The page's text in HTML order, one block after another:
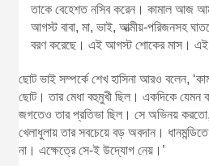
তাকে বেহেশত নসিব করেন। কামাল আজ
আগস্ট বাবা, মা, ভাই, আত্মীয়-পরিজনসহ
বরণ করেছে। এই আগস্ট শোকের মাস। এই
ছোট ভাই সম্পর্কে শেখ হাসিনা আরও বলেন,
ছোট। তার মেধা বহুমুখী ছিল। একদিকে যেমন
জগতেও তার প্রতিভা ছিল। সে অভিনয়
খেলাধুলায় তার সবচেয়ে বড় অবদান।
না। এক্ষেত্রে সে-ই উদ্যোগ নেয়।’